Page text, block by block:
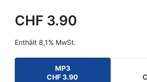
CHF 3.90
Enthält 8,1% MwSt.
MP3
CHF3.90